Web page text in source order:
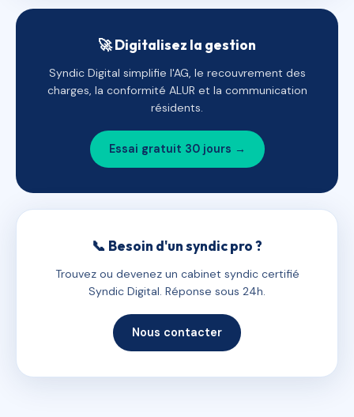
🚀 Digitalisez la gestion
Syndic Digital simplifie l'AG, le recouvrement des
charges, la conformité ALUR et la communication
résidents.
Essai gratuit 30 jours →
📞 Besoin d'un syndic pro ?
Trouvez ou devenez un cabinet syndic certifié
Syndic Digital. Réponse sous 24h.
Nous contacter